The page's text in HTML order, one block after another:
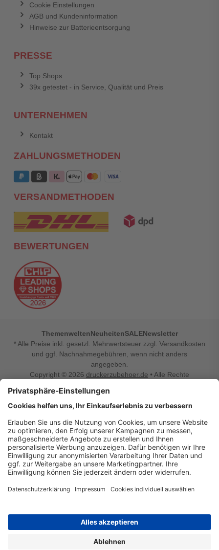
Cookie Einstellungen
AGB und Kundeninformation
Hinweise zur Batterieentsorgung
PRESSE
Top Shops
39x getestet - in Service, Qualität und Preis
UNTERNEHMEN
Kontakt
ZAHLUNGSMETHODEN
VERSANDMETHODEN
BEWERTUNGEN
ThemenweltenNeuheitenSALENewsletter
* Alle Preise inkl. gesetzl. Mehrwertsteuer zzgl. Versandkosten
und ggf. Nachnahmegebühren, wenn nicht anders
angegeben.
Copyright © 2026 druckerzubehoer.de • Alle Rechte
Vertrag widerrufen
Druckerzubehoer.de – preiswerte Qualität für Ihr Office
Sie sind auf der Suche nach dem passenden Druckerzubehör
oder Zubehör für das Büro, den Computer oder Ihr
Smartphone? Dann sind Sie bei Druckerzubehoer.de genau
richtig! Unser breites Sortiment bietet unter anderem Tinte
und Toner für alle gängigen Druckermodelle – großer sowie
kleiner Hersteller. Zugleich sind wir Ihr Online Fachhandel für
einrichten, die Werkstatt ausstatten oder den Alltag mit
was Ihren Arbeitsplatz noch komfortabler macht, finden Sie
bei uns auch Bastelspaß, Schulbedarf, Beleuchtung,
für die ganze Familie. Entdecken Sie günstige Angebote und